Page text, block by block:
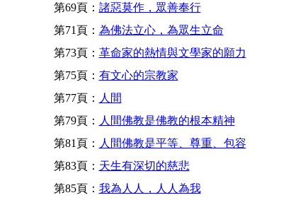
第69頁： 諸惡莫作，眾善奉行
第71頁： 為佛法立心，為眾生立命
第73頁： 革命家的熱情與文學家的願力
第75頁： 有文心的宗教家
第77頁： 人間
第79頁： 人間佛教是佛教的根本精神
第81頁： 人間佛教是平等、尊重、包容
第83頁： 天生有深切的慈悲
第85頁： 我為人人，人人為我